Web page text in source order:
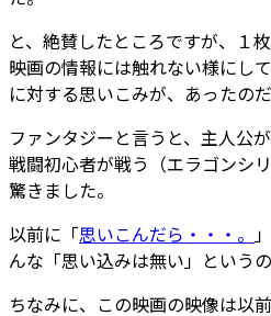
と、絶賛したところですが、１
映画の情報には触れない様にし
に対する思いこみが、あったのだ
ファンタジーと言うと、主人公
戦闘初心者が戦う（エラゴンシ
驚きました。
以前に「思いこんだら・・・。
んな「思い込みは無い」という
ちなみに、この映画の映像は以